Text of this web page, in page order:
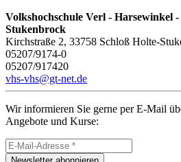
Volkshochschule Verl - Harsewinkel
Stukenbrock
Kirchstraße 2, 33758 Schloß Holte-
05207/9174-0
05207/917420
vhs-vhs@gt-net.de
Wir informieren Sie gerne per E-Mail
Angebote und Kurse: